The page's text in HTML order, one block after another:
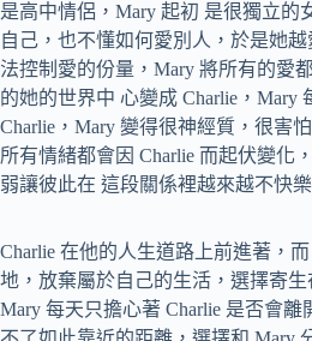
是高中情侶，Mary 起初 是很獨立的
自己，也不懂如何愛別人，於是她
法控制愛的份量，Mary 將所有的愛
的她的世界中 心變成 Charlie，Mary
Charlie，Mary 變得很神經質，很害
所有情緒都會因 Charlie 而起伏變化
弱讓彼此在 這段關係裡越來越不快樂
Charlie 在他的人生道路上前進著，
地，放棄屬於自己的生活，選擇寄生
Mary 每天只擔心著 Charlie 是否會離